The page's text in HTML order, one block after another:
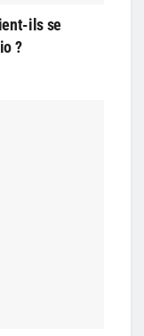
ils se
?